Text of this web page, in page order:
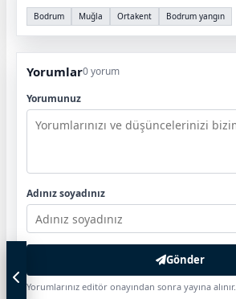
Bodrum Muğla Ortakent Bodrum yangın
Yorumlar0 yorum
Yorumunuz
Adınız soyadınız
Gönder
Yorumlarınız editör onayından sonra yayına alınır.